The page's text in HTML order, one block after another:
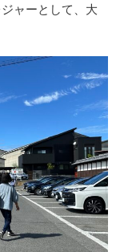
ャーとして、大